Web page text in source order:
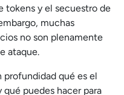
tokens y el secuestro de
muchas
no son plenamente
ataque.
profundidad qué es el
puedes hacer para